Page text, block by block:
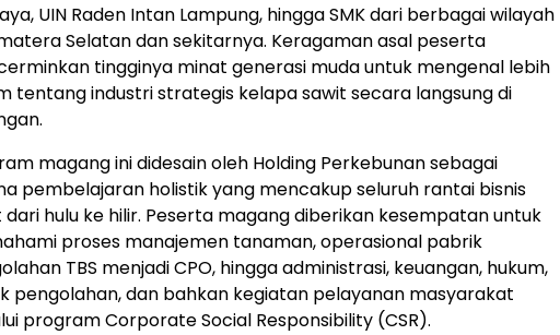
UIN Raden Intan Lampung, hingga SMK dari berbagai wilayah
Selatan dan sekitarnya. Keragaman asal peserta
tingginya minat generasi muda untuk mengenal lebih
tentang industri strategis kelapa sawit secara langsung di
magang ini didesain oleh Holding Perkebunan sebagai
pembelajaran holistik yang mencakup seluruh rantai bisnis
dari hulu ke hilir. Peserta magang diberikan kesempatan untuk
proses manajemen tanaman, operasional pabrik
TBS menjadi CPO, hingga administrasi, keuangan, hukum,
pengolahan, dan bahkan kegiatan pelayanan masyarakat
program Corporate Social Responsibility (CSR).